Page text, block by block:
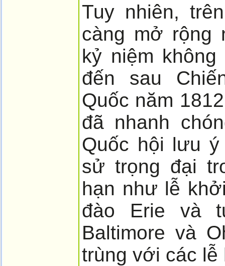
Tuy nhiên,
càng mở rộng
kỷ niệm
đến sau
Quốc năm
đã nhanh
Quốc hội lưu
sử trọng đại
hạn như lễ
đào Erie và
Baltimore và
trùng với các lễ